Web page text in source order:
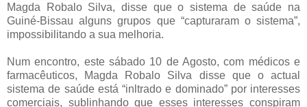
Magda Robalo Silva, disse que o sistema de saúde na
Guiné-Bissau alguns grupos que “capturaram o sistema”,
impossibilitando a sua melhoria.
Num encontro, este sábado 10 de Agosto, com médicos e
farmacêuticos, Magda Robalo Silva disse que o actual
sistema de saúde está “inltrado e dominado” por interesses
comerciais, sublinhando que esses interesses conspiram